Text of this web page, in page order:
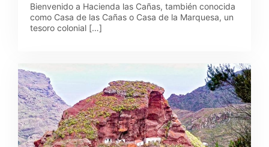
Bienvenido a Hacienda las Cañas, también conocida
como Casa de las Cañas o Casa de la Marquesa, un
tesoro colonial […]